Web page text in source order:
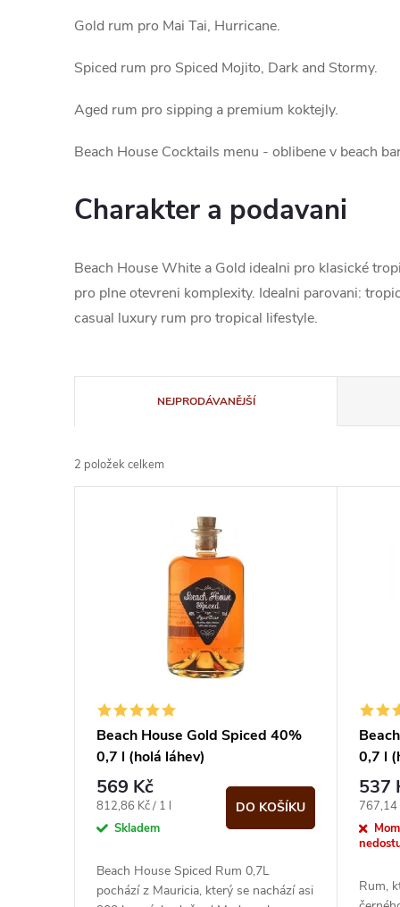
Gold rum pro Mai Tai, Hurricane.
Spiced rum pro Spiced Mojito, Dark and Stormy.
Aged rum pro sipping a premium koktejly.
Beach House Cocktails menu - oblibene v beach
Charakter a podavani
Beach House White a Gold idealni pro klasické
pro plne otevreni komplexity. Idealni parovani:
casual luxury rum pro tropical lifestyle.
a
z
NEJPRODÁVANĚJŠÍ
2 položek celkem
Beach House Gold Spiced 40%
0,7 l (holá láhev)
569 Kč
Měrná
cena:
812,86 Kč / 1 l
Skladem
DO KOŠÍKU
Beach House Spiced Rum 0,7L
pochází z Mauricia, který se nachází asi
0,7 l
537
Měrná
cena:
767,14
Rum,